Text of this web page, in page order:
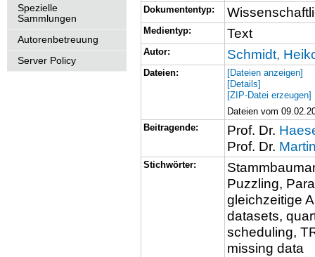
Spezielle
Sammlungen
Autorenbetreuung
Server Policy
Dokumententyp:
Medientyp: Text
Autor: Schmidt,
Dateien:
[Dateien anzeigen]
[Details]
[ZIP-Datei erzeugen]
Dateien vom
Beitragende:
Prof. Dr.
Prof. Dr.
Stichwörter:
Puzzling,
gleichzeitige
datasets,
scheduling,
missing data